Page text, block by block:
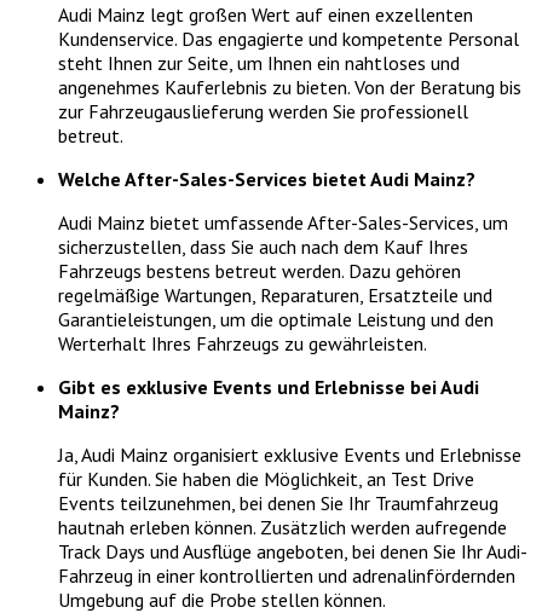
Audi Mainz legt großen Wert auf einen exzellenten
Kundenservice. Das engagierte und kompetente Personal
steht Ihnen zur Seite, um Ihnen ein nahtloses und
angenehmes Kauferlebnis zu bieten. Von der Beratung bis
zur Fahrzeugauslieferung werden Sie professionell
betreut.
Welche After-Sales-Services bietet Audi Mainz?
Audi Mainz bietet umfassende After-Sales-Services, um
sicherzustellen, dass Sie auch nach dem Kauf Ihres
Fahrzeugs bestens betreut werden. Dazu gehören
regelmäßige Wartungen, Reparaturen, Ersatzteile und
Garantieleistungen, um die optimale Leistung und den
Werterhalt Ihres Fahrzeugs zu gewährleisten.
Gibt es exklusive Events und Erlebnisse bei Audi
Mainz?
Ja, Audi Mainz organisiert exklusive Events und Erlebnisse
für Kunden. Sie haben die Möglichkeit, an Test Drive
Events teilzunehmen, bei denen Sie Ihr Traumfahrzeug
hautnah erleben können. Zusätzlich werden aufregende
Track Days und Ausflüge angeboten, bei denen Sie Ihr Audi-
Fahrzeug in einer kontrollierten und adrenalinfördernden
Umgebung auf die Probe stellen können.